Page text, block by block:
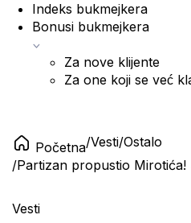
Indeks bukmejkera
Bonusi bukmejkera
Za nove klijente
Za one koji se već
Početna/Vesti/Ostalo
/Partizan propustio Mirotića!
Vesti